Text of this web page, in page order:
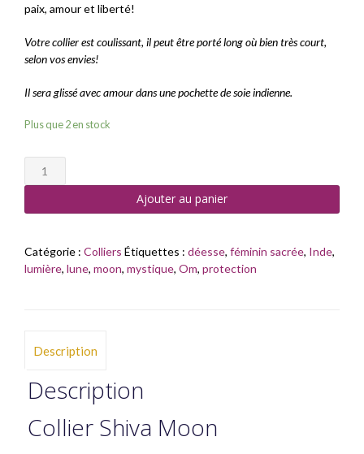
paix, amour et liberté!
Votre collier est coulissant, il peut être porté long où bien très court,
selon vos envies!
Il sera glissé avec amour dans une pochette de soie indienne.
Plus que 2 en stock
quantité
de
Shiva
Ajouter au panier
Catégorie : Colliers Étiquettes : déesse, féminin sacrée, Inde,
lumière, lune, moon, mystique, Om, protection
Description
Description
Collier Shiva Moon